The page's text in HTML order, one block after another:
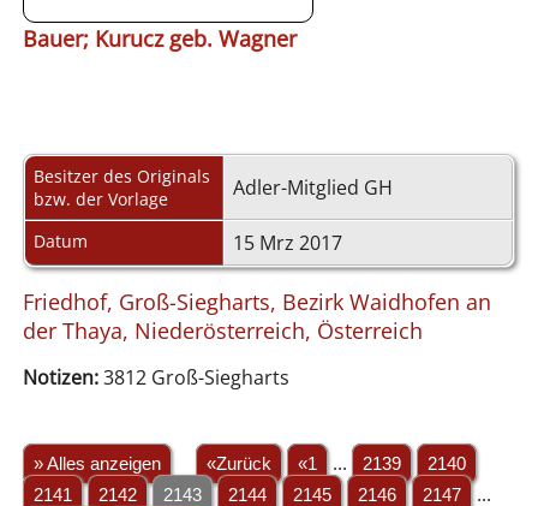
Bauer; Kurucz geb. Wagner
Besitzer des Originals
bzw. der Vorlage
Adler-Mitglied GH
Datum 15 Mrz 2017
Friedhof, Groß-Siegharts, Bezirk Waidhofen an
der Thaya, Niederösterreich, Österreich
Notizen:3812 Groß-Siegharts
» Alles anzeigen «Zurück «1 ... 2139
2140
2141
2142 2143 2144 2145 2146 2147
...